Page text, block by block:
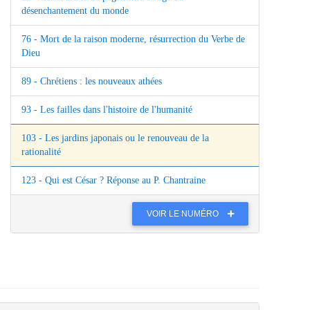
désenchantement du monde
76 - Mort de la raison moderne, résurrection du Verbe de
Dieu
89 - Chrétiens : les nouveaux athées
93 - Les failles dans l'histoire de l'humanité
103 - Les jardins japonais ou le renouveau de la
rationalité
123 - Qui est César ? Réponse au P. Chantraine
VOIR LE NUMÉRO